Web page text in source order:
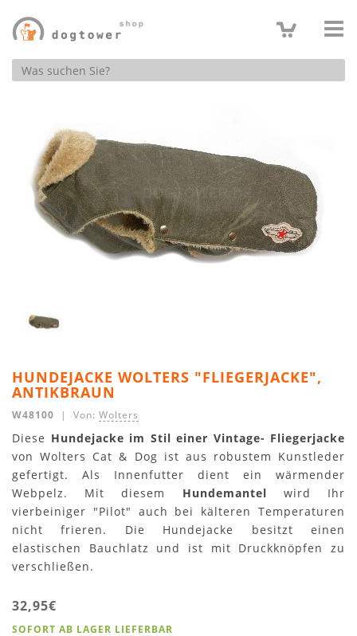
Produktsuche
HUNDEJACKE WOLTERS "FLIEGERJACKE",
ANTIKBRAUN
W48100 | Von: Wolters
Diese Hundejacke im Stil einer Vintage- Fliegerjacke
von Wolters Cat & Dog ist aus robustem Kunstleder
gefertigt. Als Innenfutter dient ein wärmender
Webpelz. Mit diesem Hundemantel wird Ihr
vierbeiniger "Pilot" auch bei kälteren Temperaturen
nicht frieren. Die Hundejacke besitzt einen
elastischen Bauchlatz und ist mit Druckknöpfen zu
verschließen.
32,95€
SOFORT AB LAGER LIEFERBAR